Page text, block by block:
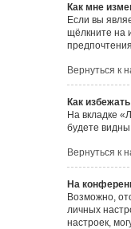
Как мне
Если вы
щёлкните на
Вернуться к
Как
На вкладке
будете
Вернуться к
На
Возможно,
личных
настроек,